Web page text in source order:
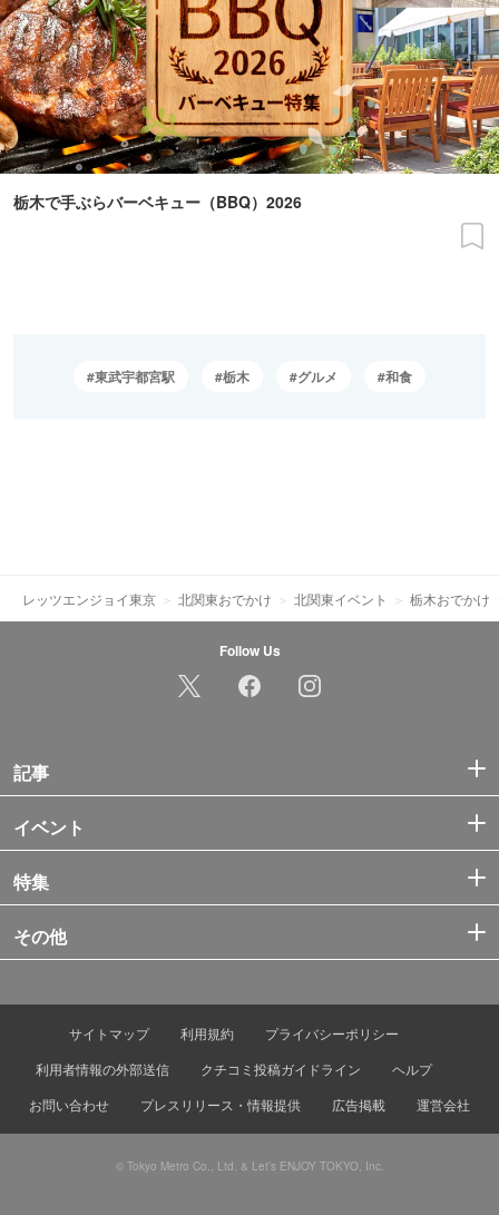
栃木で手ぶらバーベキュー（BBQ）2026
東武宇都宮駅 栃木 グルメ 和食
レッツエンジョイ東京 北関東おでかけ 北関東イベント 栃木おでかけ
Follow Us
記事
イベント
特集
その他
サイトマップ 利用規約
プライバシーポリシー
利用者情報の外部送信
クチコミ投稿ガイドライン
ヘルプ
お問い合わせ
プレスリリース・情報提供 広告掲載 運営会社
© Tokyo Metro Co., Ltd. & Let’s ENJOY TOKYO, Inc.